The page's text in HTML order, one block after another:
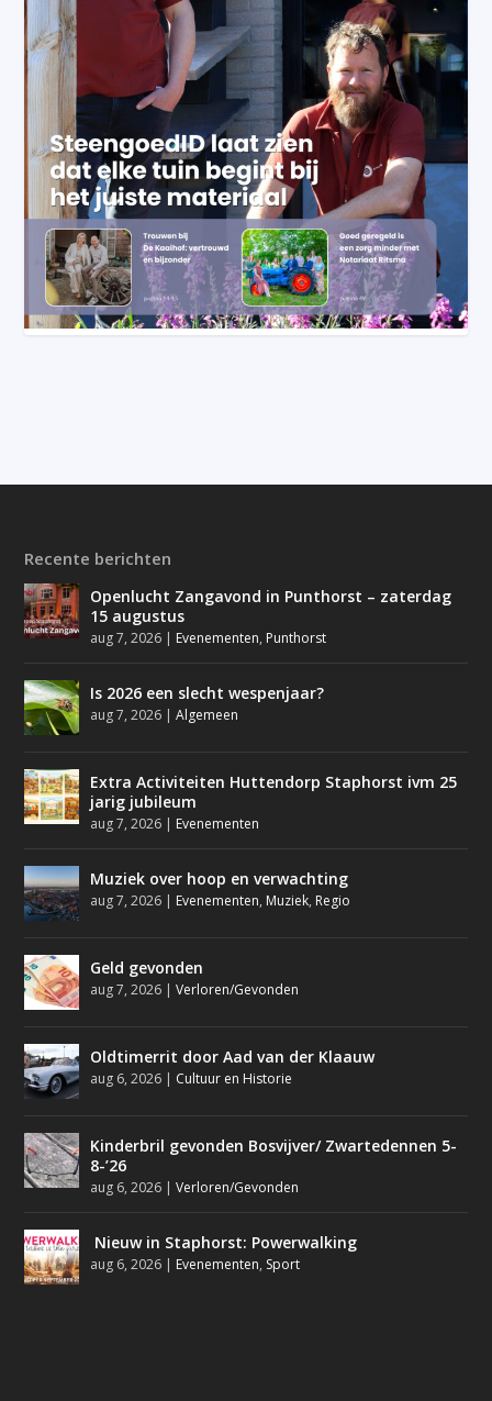
Recente berichten
Openlucht Zangavond in Punthorst – zaterdag
15 augustus
aug 7, 2026 | Evenementen, Punthorst
Is 2026 een slecht wespenjaar?
aug 7, 2026 |Algemeen
Extra Activiteiten Huttendorp Staphorst ivm 25
jarig jubileum
aug 7, 2026 | Evenementen
Muziek over hoop en verwachting
aug 7, 2026 | Evenementen, Muziek, Regio
Geld gevonden
aug 7, 2026 |Verloren/Gevonden
Oldtimerrit door Aad van der Klaauw
aug 6, 2026 | Cultuur en Historie
Kinderbril gevonden Bosvijver/ Zwartedennen 5-
8-’26
aug 6, 2026 |Verloren/Gevonden
Nieuw in Staphorst: Powerwalking
aug 6, 2026 | Evenementen, Sport